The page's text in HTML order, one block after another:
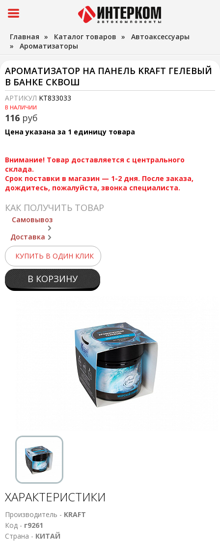
Главная » Каталог товаров » Автоаксессуары
» Ароматизаторы
АРОМАТИЗАТОР НА ПАНЕЛЬ KRAFT ГЕЛЕВЫЙ
В БАНКЕ СКВОШ
АРТИКУЛ KT833033
В НАЛИЧИИ
116 руб
Цена указана за 1 единицу товара
Внимание! Товар доставляется с центрального
склада.
Срок поставки в магазин — 1-2 дня. После заказа,
дождитесь, пожалуйста, звонка специалиста.
КАК ПОЛУЧИТЬ ТОВАР
Самовывоз
Доставка
КУПИТЬ В ОДИН КЛИК
В КОРЗИНУ
ХАРАКТЕРИСТИКИ
Производитель - KRAFT
Код - г9261
Страна - КИТАЙ